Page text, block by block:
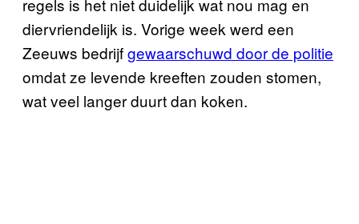
diervriendelijk is. Vorige week werd een
Zeeuws bedrijfgewaarschuwd door de politie
omdat ze levende kreeften zouden stomen,
wat veel langer duurt dan koken.